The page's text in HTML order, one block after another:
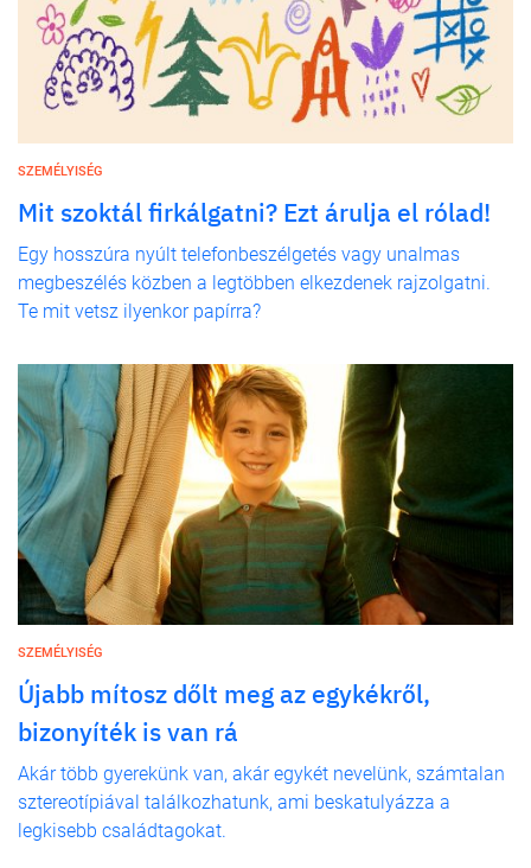
SZEMÉLYISÉG
Mit szoktál firkálgatni? Ezt árulja el rólad!
Egy hosszúra nyúlt telefonbeszélgetés vagy unalmas
megbeszélés közben a legtöbben elkezdenek rajzolgatni.
Te mit vetsz ilyenkor papírra?
SZEMÉLYISÉG
Újabb mítosz dőlt meg az egykékről,
bizonyíték is van rá
Akár több gyerekünk van, akár egykét nevelünk, számtalan
sztereotípiával találkozhatunk, ami beskatulyázza a
legkisebb családtagokat.